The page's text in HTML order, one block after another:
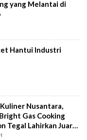
yang Melantai di
Hantui Industri
Nusantara,
Gas Cooking
Tegal Lahirkan Juara